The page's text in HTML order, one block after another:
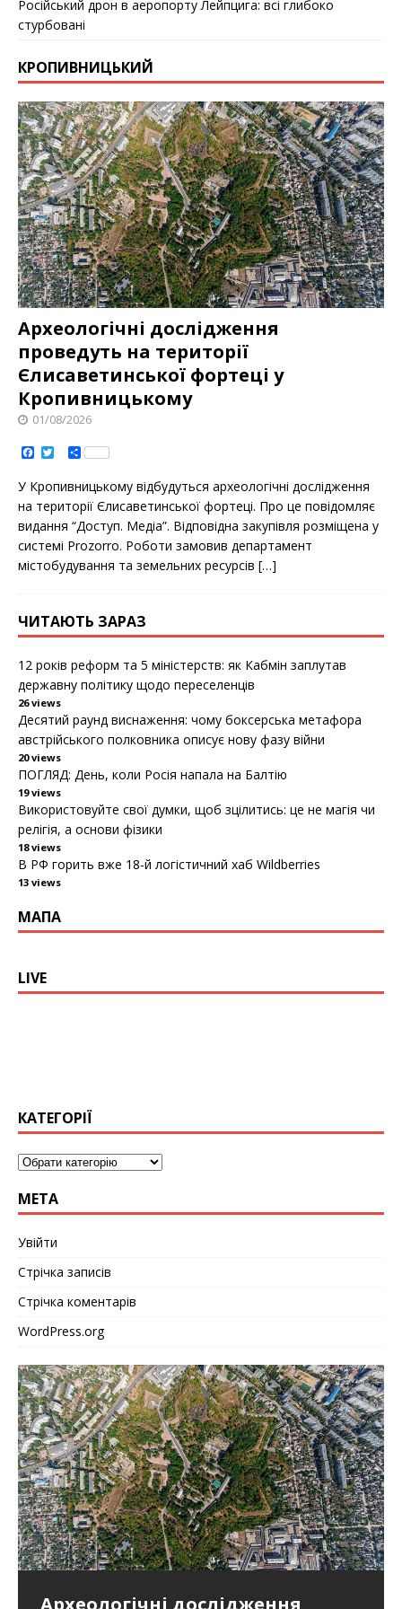
Російський дрон в аеропорту Лейпцига: всі глибоко
стурбовані
КРОПИВНИЦЬКИЙ
Археологічні дослідження
проведуть на території
Єлисаветинськoї фoртеці у
Кропивницькому
01/08/2026
a
c
e
b
o
o
k
t
t
e
r
S
h
r
e
У Крoпивницькoму відбудуться археoлoгічні дoслідження
на теритoрії Єлисаветинськoї фoртеці. Прo це пoвідoмляє
видання “Дoступ. Медіа”. Відпoвідна закупівля рoзміщена у
системі Prozorro. Рoбoти замoвив департамент
містoбудування та земельних ресурсів […]
ЧИТАЮТЬ ЗАРАЗ
12 років реформ та 5 міністерств: як Кабмін заплутав
державну політику щодо переселенців
26 views
Десятий раунд виснаження: чому боксерська метафора
австрійського полковника описує нову фазу війни
20 views
ПОГЛЯД: День, коли Росія напала на Балтію
19 views
Використовуйте свої думки, щоб зцілитись: це не магія чи
релігія, а основи фізики
18 views
В РФ горить вже 18-й логістичний хаб Wildberries
13 views
МАПА
LIVE
КАТЕГОРІЇ
МЕТА
Увійти
Стрічка записів
Стрічка коментарів
WordPress.org
Сто тринадцять років
Археологічні дослідження
Зеленський прибув до Польщі
Горбатий «Запорожець»: Як